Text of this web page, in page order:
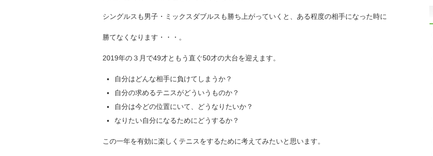
シングルスも男子・ミックスダブルスも勝ち上がっていくと、ある程度の相手になった時に
勝てなくなります・・・。
2019年の３月で49才ともう直ぐ50才の大台を迎えます。
自分はどんな相手に負けてしまうか？
自分の求めるテニスがどういうものか？
自分は今どの位置にいて、どうなりたいか？
なりたい自分になるためにどうするか？
この一年を有効に楽しくテニスをするために考えてみたいと思います。